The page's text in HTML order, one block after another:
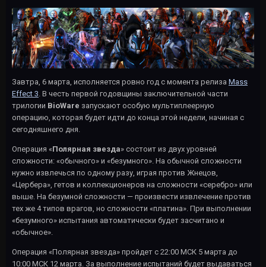
Завтра, 6 марта, исполняется ровно год с момента релиза Mass
Effect 3. В честь первой годовщины заключительной части
трилогии BioWare запускают особую мультиплеерную
операцию, которая будет идти до конца этой недели, начиная с
сегодняшнего дня.
Операция «Полярная звезда» состоит из двух уровней
сложности: «обычного» и «безумного». На обычной сложности
нужно извлечься по одному разу, играя против Жнецов,
«Цербера», гетов и коллекционеров на сложности «серебро» или
выше. На безумной сложности — произвести извлечение против
тех же 4 типов врагов, но сложности «платина». При выполнении
«безумного» испытания автоматически будет засчитано и
«обычное».
Операция «Полярная звезда» пройдет с 22:00 МСК 5 марта до
10:00 МСК 12 марта. За выполнение испытаний будет выдаваться